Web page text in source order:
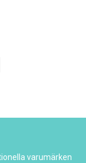
varumärken